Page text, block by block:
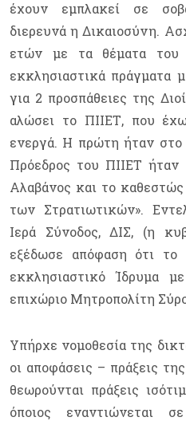
έχουν εμπλακεί σε
διερευνά η Δικαιοσύνη.
ετών με τα θέματα του
εκκλησιαστικά
για 2 προσπάθειες της
αλώσει το ΠΙΙΕΤ, που
ενεργά. Η πρώτη ήταν στο
Πρόεδρος του ΠΙΙΕΤ
Αλαβάνος και το καθεστώς
των Στρατιωτικών».
Ιερά Σύνοδος, ΔΙΣ, (η
εξέδωσε απόφαση ότι το
εκκλησιαστικό Ίδρυμα
επιχώριο Μητροπολίτη
Υπήρχε νομοθεσία της
οι αποφάσεις – πράξεις
θεωρούνται πράξεις
όποιος εναντιώνεται